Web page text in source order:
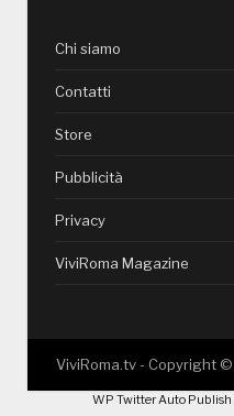
Chi siamo
Contatti
Store
Pubblicità
Privacy
ViviRoma Magazine
ViviRoma.tv - Copyright ©
WP Twitter Auto Publish